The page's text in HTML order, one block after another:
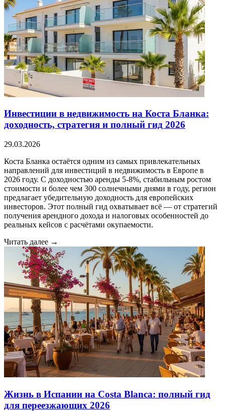
Инвестиции в недвижимость на Коста Бланка:
доходность, стратегия и полный гид 2026
29.03.2026
Коста Бланка остаётся одним из самых привлекательных
направлений для инвестиций в недвижимость в Европе в
2026 году. С доходностью аренды 5-8%, стабильным ростом
стоимости и более чем 300 солнечными днями в году, регион
предлагает убедительную доходность для европейских
инвесторов. Этот полный гид охватывает всё — от стратегий
получения арендного дохода и налоговых особенностей до
реальных кейсов с расчётами окупаемости.
Читать далее →
Жизнь в Испании на Costa Blanca: полный гид
для переезжающих 2026